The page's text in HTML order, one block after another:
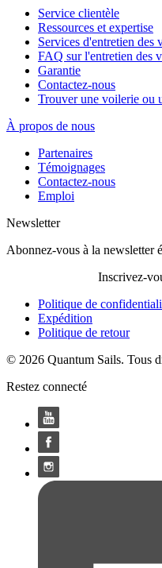
Service clientèle
Ressources et expertise
Services d'entretien des
FAQ sur l'entretien des
Garantie
Contactez-nous
Trouver une voilerie ou
À propos de nous
Partenaires
Témoignages
Contactez-nous
Emploi
Newsletter
Abonnez-vous à la newsletter
Inscrivez-
Politique de
Expédition
Politique de retour
© 2026 Quantum Sails. Tous
Restez connecté